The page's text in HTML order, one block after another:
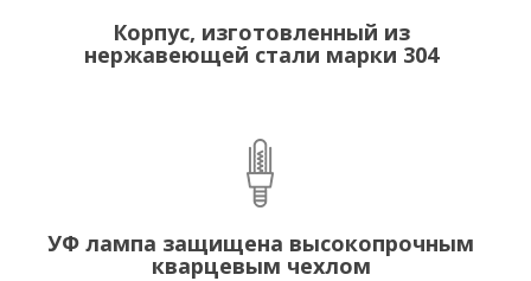
Корпус, изготовленный из
нержавеющей стали марки 304
УФ лампа защищена высокопрочным
кварцевым чехлом